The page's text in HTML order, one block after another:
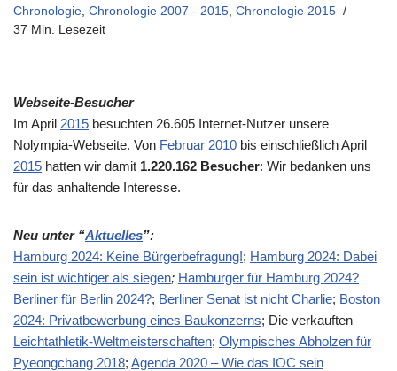
Chronologie, Chronologie 2007 - 2015, Chronologie 2015
37 Min. Lesezeit
Webseite-Besucher
Im April 2015 besuchten 26.605 Internet-Nutzer unsere
Nolympia-Webseite. Von Februar 2010 bis einschließlich April
2015 hatten wir damit 1.220.162 Besucher: Wir bedanken uns
für das anhaltende Interesse.
Neu unter “Aktuelles”:
Hamburg 2024: Keine Bürgerbefragung!; Hamburg 2024: Dabei
sein ist wichtiger als siegen; Hamburger für Hamburg 2024?
Berliner für Berlin 2024?; Berliner Senat ist nicht Charlie; Boston
2024: Privatbewerbung eines Baukonzerns; Die verkauften
Leichtathletik-Weltmeisterschaften; Olympisches Abholzen für
Pyeongchang 2018; Agenda 2020 – Wie das IOC sein